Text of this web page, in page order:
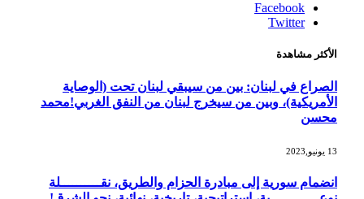
Facebook
Twitter
الأكثر مشاهدة
الصراع في لبنان: بين من سيبقي لبنان تحت (الوصاية
الأمريكية)، وبين من سيخرج لبنان من النفق الغربي!محمد
محسن
13 يونيو,2023
انضمام سورية إلى مبادرة الحزام والطريق، نقــــــــــلة